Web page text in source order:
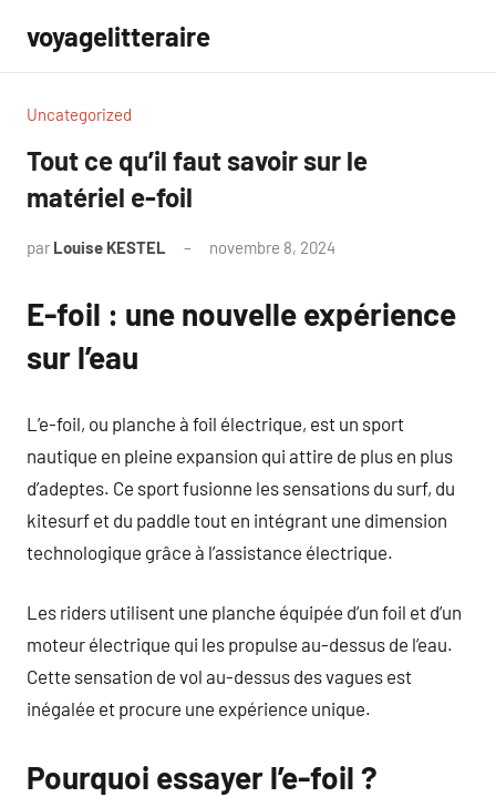
contenu
voyagelitteraire
Uncategorized
Tout ce qu’il faut savoir sur le
matériel e-foil
par Louise KESTEL novembre 8, 2024
E-foil : une nouvelle expérience
sur l’eau
L’e-foil, ou planche à foil électrique, est un sport
nautique en pleine expansion qui attire de plus en plus
d’adeptes. Ce sport fusionne les sensations du surf, du
kitesurf et du paddle tout en intégrant une dimension
technologique grâce à l’assistance électrique.
Les riders utilisent une planche équipée d’un foil et d’un
moteur électrique qui les propulse au-dessus de l’eau.
Cette sensation de vol au-dessus des vagues est
inégalée et procure une expérience unique.
Pourquoi essayer l’e-foil ?